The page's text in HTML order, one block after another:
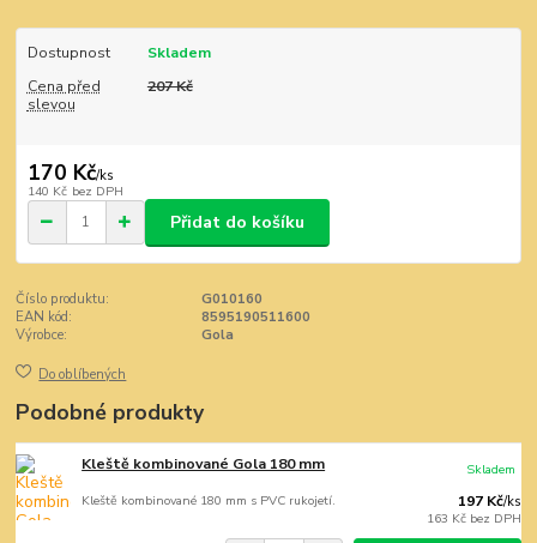
Dostupnost
Skladem
Cena před
slevou
207 Kč
170 Kč/ks
140 Kč bez DPH
Přidat do košíku
Číslo produktu:
G010160
EAN kód:
8595190511600
Výrobce:
Gola
Do oblíbených
Podobné produkty
Kleště kombinované Gola 180 mm
Kleště kombinované 180 mm s PVC rukojetí. 197 Kč/ks
163 Kč bez DPH
Skladem